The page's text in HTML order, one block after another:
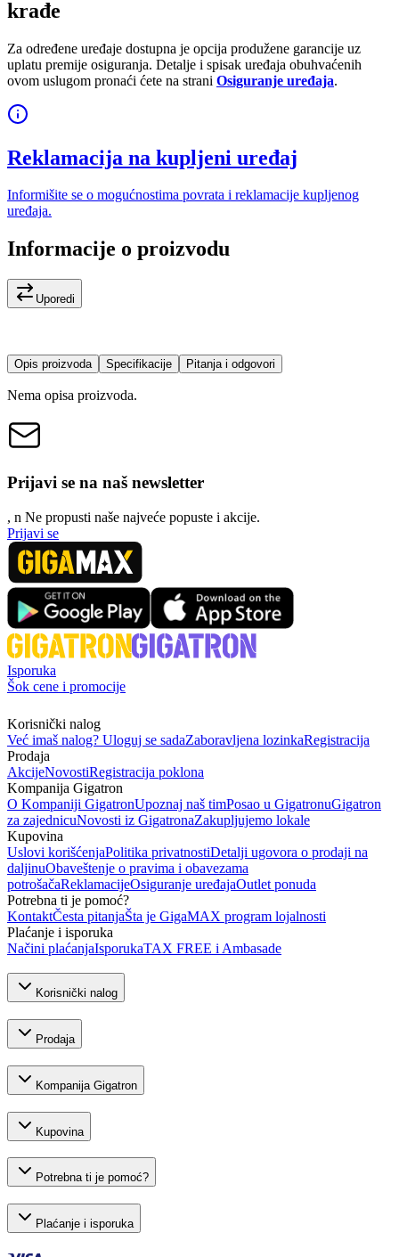
krađe
Za određene uređaje dostupna je opcija produžene garancije uz
uplatu premije osiguranja. Detalje i spisak uređaja obuhvaćenih
ovom uslugom pronaći ćete na strani Osiguranje uređaja.
Reklamacija na kupljeni uređaj
Informišite se o mogućnostima povrata i reklamacije kupljenog
uređaja.
Informacije o proizvodu
Uporedi
Opis proizvoda Specifikacije Pitanja i odgovori
Nema opisa proizvoda.
Prijavi se na naš newsletter
, n Ne propusti naše najveće popuste i akcije.
Prijavi se
Isporuka
Šok cene i promocije
Korisnički nalog
Već imaš nalog? Uloguj se sadaZaboravljena lozinkaRegistracija
Prodaja
AkcijeNovostiRegistracija poklona
Kompanija Gigatron
O Kompaniji GigatronUpoznaj naš timPosao u GigatronuGigatron
za zajednicuNovosti iz GigatronaZakupljujemo lokale
Kupovina
Uslovi korišćenjaPolitika privatnostiDetalji ugovora o prodaji na
daljinuObaveštenje o pravima i obavezama
potrošačaReklamacijeOsiguranje uređajaOutlet ponuda
Potrebna ti je pomoć?
KontaktČesta pitanjaŠta je GigaMAX program lojalnosti
Plaćanje i isporuka
Načini plaćanjaIsporukaTAX FREE i Ambasade
Korisnički nalog
Prodaja
Kompanija Gigatron
Kupovina
Potrebna ti je pomoć?
Plaćanje i isporuka